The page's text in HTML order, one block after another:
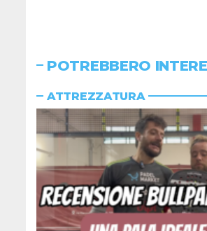
POTREBBERO
ATTREZZATURA